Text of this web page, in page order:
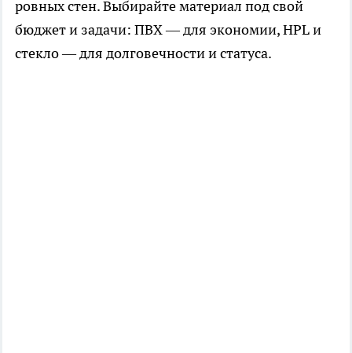
ровных стен. Выбирайте материал под свой
бюджет и задачи: ПВХ — для экономии, HPL и
стекло — для долговечности и статуса.